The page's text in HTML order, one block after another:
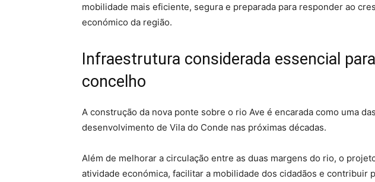
mobilidade mais eficiente, segura e preparada para responder ao
económico da região.
Infraestrutura considerada essencial
concelho
A construção da nova ponte sobre o rio Ave é encarada como uma
desenvolvimento de Vila do Conde nas próximas décadas.
Além de melhorar a circulação entre as duas margens do rio, o
atividade económica, facilitar a mobilidade dos cidadãos e contribuir